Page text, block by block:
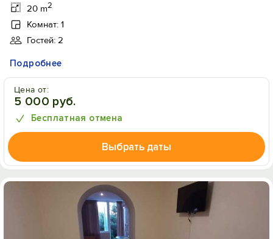
20 m2
Комнат: 1
Гостей: 2
Подробнее
Цена от:
5 000 руб.
Бесплатная отмена
Выбрать даты